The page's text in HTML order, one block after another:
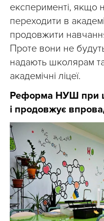
експерименті, якщо
переходити в
продовжити
Проте вони не
надають школярам
академічні ліцеї.
Реформа НУШ при
і продовжує